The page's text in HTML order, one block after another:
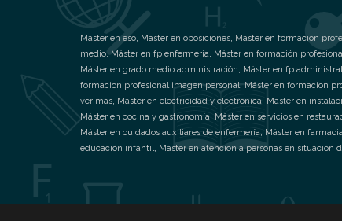
Máster en eso, Máster en oposiciones, Máster en formación
medio,Máster en fp enfermeria, Máster en formación
Máster en grado medio administración, Máster en fp
formacion profesional imagen personal,Máster en formacion
ver más, Máster en electricidad y electrónica, Máster en
Máster en cocina y gastronomía, Máster en servicios en
Máster en cuidados auxiliares de enfermería, Máster en
educación infantil, Máster en atención a personas en situación